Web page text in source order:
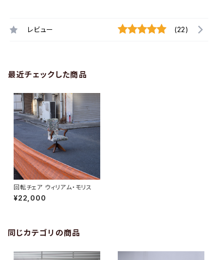
レビュー (22)
最近チェックした商品
回転チェア ウィリアム・モリス
¥22,000
同じカテゴリの商品